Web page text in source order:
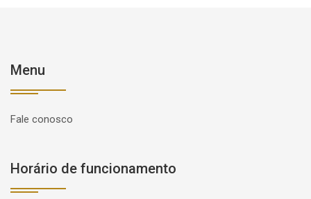
Menu
Fale conosco
Horário de funcionamento